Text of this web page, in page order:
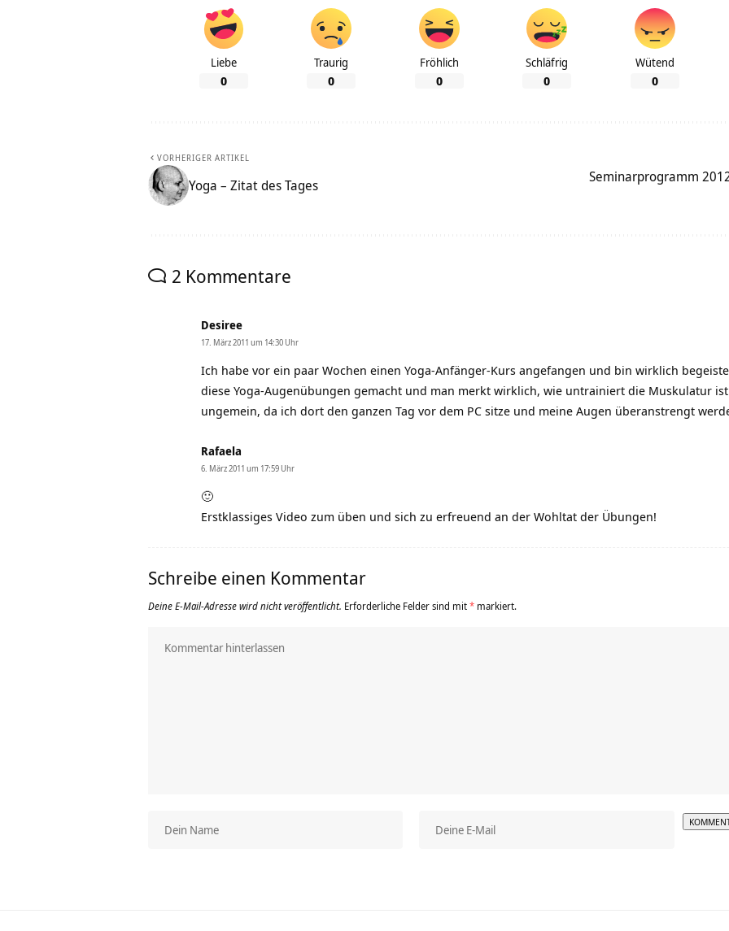
Liebe
0
Traurig
0
Fröhlich
0
Schläfrig
0
Wütend
0
VORHERIGER ARTIKEL
Yoga – Zitat des Tages
Seminarprogramm
2 Kommentare
Desiree
17. März 2011 um 14:30 Uhr
Ich habe vor ein paar Wochen einen Yoga-Anfänger-Kurs angefangen und bin wirklich
diese Yoga-Augenübungen gemacht und man merkt wirklich, wie untrainiert die Muskulatur
ungemein, da ich dort den ganzen Tag vor dem PC sitze und meine Augen überanstrengt
Rafaela
6. März 2011 um 17:59 Uhr
🙂
Erstklassiges Video zum üben und sich zu erfreuend an der Wohltat der Übungen!
Schreibe einen Kommentar
Deine E-Mail-Adresse wird nicht veröffentlicht. Erforderliche Felder sind mit* markiert.